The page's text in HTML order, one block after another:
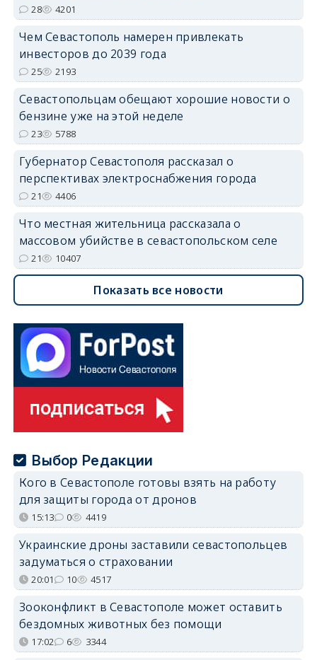
28 4201
Чем Севастополь намерен привлекать
инвесторов до 2039 года
25 2193
Севастопольцам обещают хорошие новости о
бензине уже на этой неделе
23 5788
Губернатор Севастополя рассказал о
перспективах электроснабжения города
21 4406
Что местная жительница рассказала о
массовом убийстве в севастопольском селе
21 10407
Показать все новости
Выбор Редакции
Кого в Севастополе готовы взять на работу
для защиты города от дронов
15:13 0 4419
Украинские дроны заставили севастопольцев
задуматься о страховании
20:01 10 4517
Зооконфликт в Севастополе может оставить
бездомных животных без помощи
17:02 6 3344